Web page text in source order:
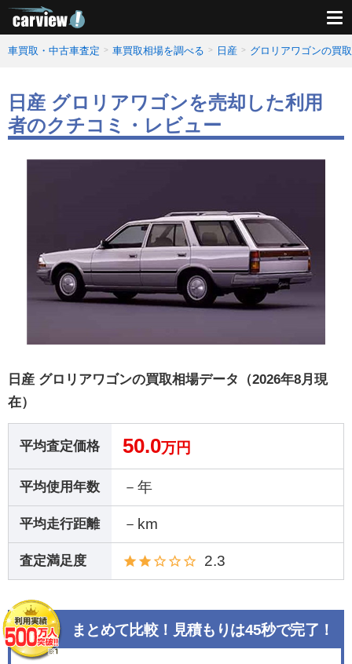
車買取・中古車査定 車買取相場を調べる 日産 グロリアワゴンの買
日産 グロリアワゴンを売却した利用
者のクチコミ・レビュー
日産 グロリアワゴンの買取相場データ（2026年8月現
在）
平均査定価格 50.0万円
平均使用年数 －年
平均走行距離 －km
査定満足度 2.3
まとめて比較！見積もりは45秒で完了！